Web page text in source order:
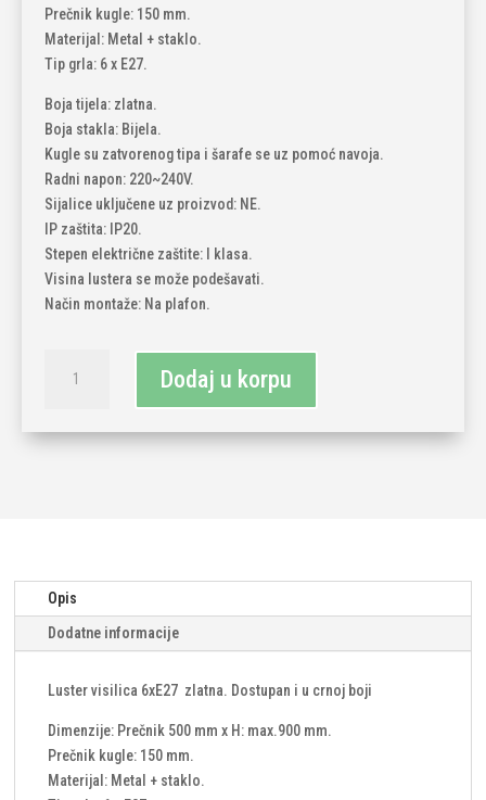
Prečnik kugle: 150 mm.
Materijal: Metal + staklo.
Tip grla: 6 x E27.
Boja tijela: zlatna.
Boja stakla: Bijela.
Kugle su zatvorenog tipa i šarafe se uz pomoć navoja.
Radni napon: 220~240V.
Sijalice uključene uz proizvod: NE.
IP zaštita: IP20.
Stepen električne zaštite: I klasa.
Visina lustera se može podešavati.
Način montaže: Na plafon.
6xe27
metal
Dodaj u korpu
Opis
Dodatne informacije
Luster visilica 6xE27 zlatna. Dostupan i u crnoj boji
Dimenzije: Prečnik 500 mm x H: max.900 mm.
Prečnik kugle: 150 mm.
Materijal: Metal + staklo.